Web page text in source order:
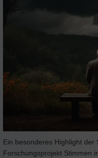
Ein besonderes Highlight der
Forschungsprojekt Stimmen